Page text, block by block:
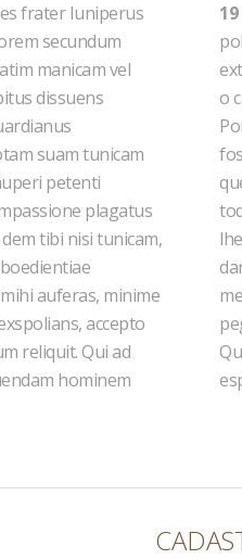
frater Iuniperus
secundum
manicam vel
dissuens
suam tunicam
petenti
plagatus
tibi nisi tunicam,
auferas, minime
accepto
reliquit. Qui ad
hominem
19
o